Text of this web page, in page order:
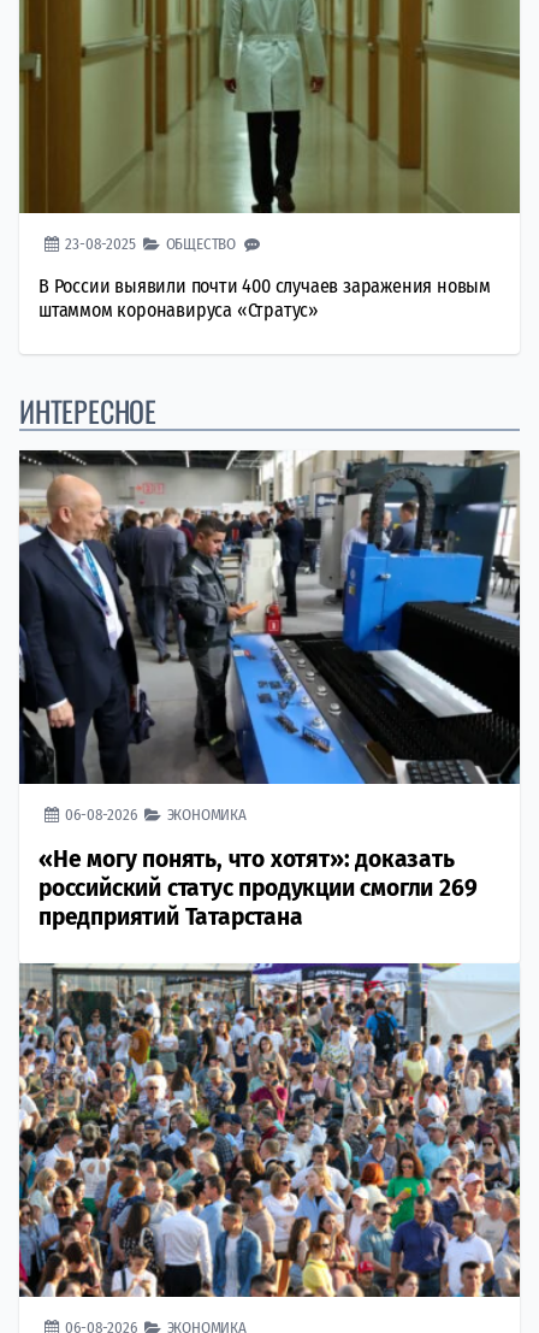
23-08-2025 ОБЩЕСТВО
В России выявили почти 400 случаев заражения новым
штаммом коронавируса «Стратус»
ИНТЕРЕСНОЕ
06-08-2026 ЭКОНОМИКА
«Не могу понять, что хотят»: доказать
российский статус продукции смогли 269
предприятий Татарстана
06-08-2026 ЭКОНОМИКА